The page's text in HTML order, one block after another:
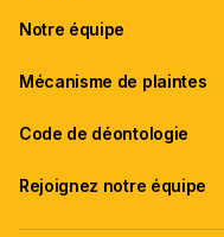
Notre équipe
Mécanisme de plaintes
Code de déontologie
Rejoignez notre équipe